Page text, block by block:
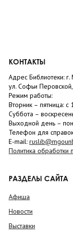
КОНТАКТЫ
Адрес Библиотеки: г.
ул. Софьи
Режим работы:
Вторник – пятница: с
Суббота – в
Выходной день –
Телефон для
E-mail:
Политика
РАЗДЕЛЫ САЙТА
Афиша
Новости
Выставки